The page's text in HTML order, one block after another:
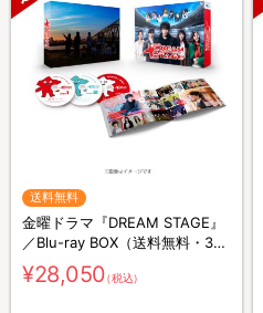
送料無料
金曜ドラマ『DREAM STAGE』
／Blu-ray BOX（送料無料・3枚
組）
¥28,050（税込）